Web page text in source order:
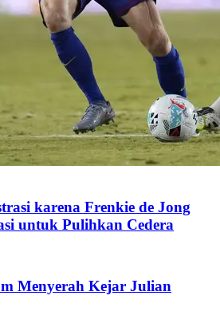
karena Frenkie de Jong
untuk Pulihkan Cedera
Menyerah Kejar Julian